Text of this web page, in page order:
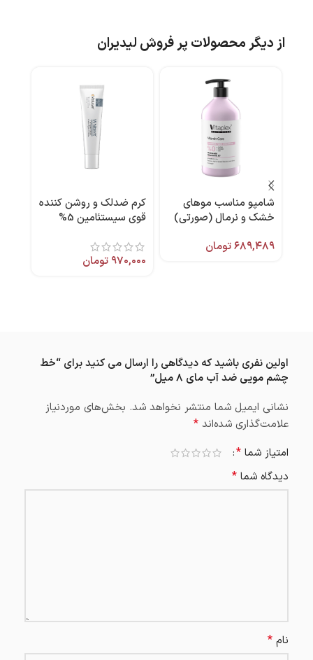
از دیگر محصولات پر فروش لیدیران
شامپو مناسب موهای
خشک و نرمال (صورتی)
۶۸۹,۴۸۹تومان
کرم ضدلک و روشن کننده
قوی سیستئامین 5%
ویتالیر
۹۷۰,۰۰۰ تومان
اولین نفری باشید که دیدگاهی را ارسال می کنید برای “خط
چشم مویی ضد آب مای ۸ میل”
نشانی ایمیل شما منتشر نخواهد شد. بخش‌های موردنیاز
علامت‌گذاری شده‌اند *
امتیاز شما *
دیدگاه شما *
نام *